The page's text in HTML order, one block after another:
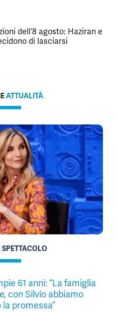
dell’8 agosto: Haziran e
di lasciarsi
ATTUALITÀ
SPETTACOLO
61 anni: “La famiglia
con Silvio abbiamo
promessa”